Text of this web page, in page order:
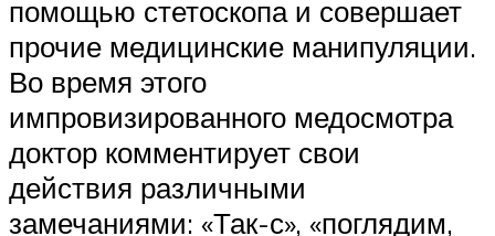
помощью стетоскопа и совершает
прочие медицинские манипуляции.
Во время этого
импровизированного медосмотра
доктор комментирует свои
действия различными
замечаниями: «Так-с», «поглядим,